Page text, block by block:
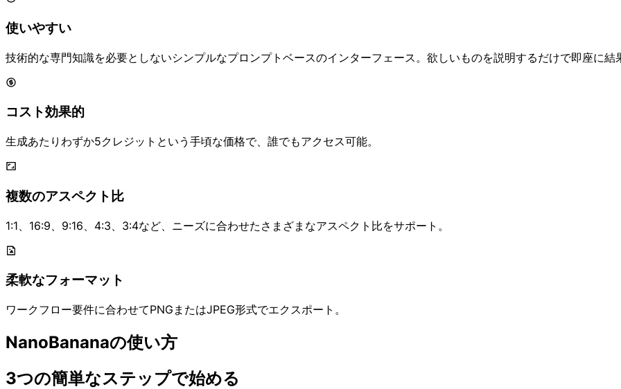
使いやすい
技術的な専門知識を必要としないシンプルなプロンプトベースのインターフェース。欲しいものを説明するだけで即座に結
コスト効果的
生成あたりわずか5クレジットという手頃な価格で、誰でもアクセス可能。
複数のアスペクト比
1:1、16:9、9:16、4:3、3:4など、ニーズに合わせたさまざまなアスペクト比をサポート。
柔軟なフォーマット
ワークフロー要件に合わせてPNGまたはJPEG形式でエクスポート。
NanoBananaの使い方
3つの簡単なステップで始める